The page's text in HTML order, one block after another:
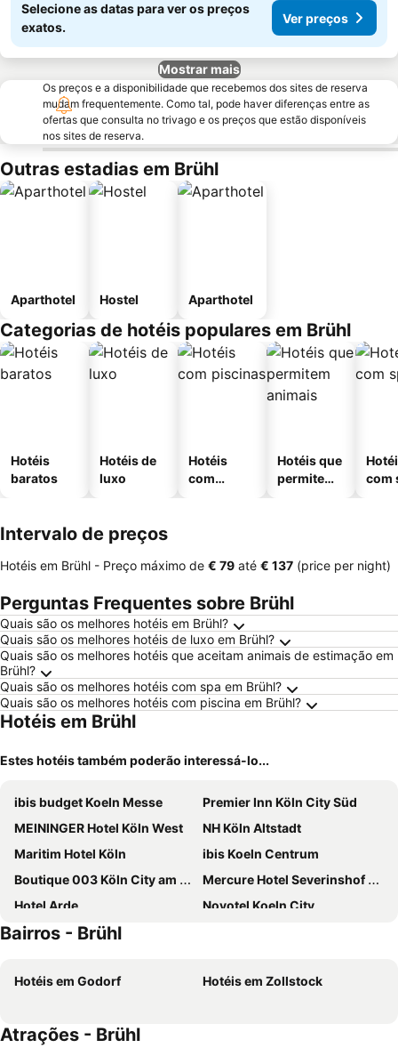
Selecione as datas para ver os preços
exatos.
Ver preços
Mostrar mais
Os preços e a disponibilidade que recebemos dos sites de reserva
mudam frequentemente. Como tal, pode haver diferenças entre as
ofertas que consulta no trivago e os preços que estão disponíveis
nos sites de reserva.
Outras estadias em Brühl
Aparthotel Hostel Aparthotel
Categorias de hotéis populares em Brühl
Hotéis
baratos
Hotéis de
luxo
Hotéis
com
Hotéis que
permitem
com
Intervalo de preços
Hotéis em Brühl - Preço máximo de ‎€ 79 até ‎€ 137 (price per night)
Perguntas Frequentes sobre Brühl
Quais são os melhores hotéis em Brühl?
Quais são os melhores hotéis de luxo em Brühl?
Quais são os melhores hotéis que aceitam animais de estimação em
Brühl?
Quais são os melhores hotéis com spa em Brühl?
Quais são os melhores hotéis com piscina em Brühl?
Hotéis em Brühl
Estes hotéis também poderão interessá-lo...
ibis budget Koeln Messe
Premier Inn Köln City Süd
MEININGER Hotel Köln West
NH Köln Altstadt
Maritim Hotel Köln
ibis Koeln Centrum
Boutique 003 Köln City am Dom, Trademark Collection by Wyndham
Mercure Hotel Severinshof Koeln City
Hotel Arde
Novotel Koeln City
Hotel Ahl Meerkatzen
a&o Köln Neumarkt
Hilton Cologne
B&B HOTEL Köln-City
Bairros - Brühl
Hotéis em Godorf Hotéis em Zollstock
Atrações - Brühl